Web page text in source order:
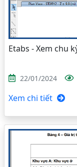
Etabs - Xem chu
22/01/2024
Xem chi tiết